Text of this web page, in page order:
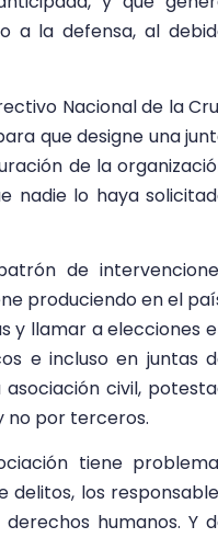
a la defensa, al
Nacional de la
que designe una
de la
nadie lo haya
de
produciendo en el
y llamar a elecciones
e incluso en juntas
civil,
no por terceros.
tiene
delitos, los
humanos. Y